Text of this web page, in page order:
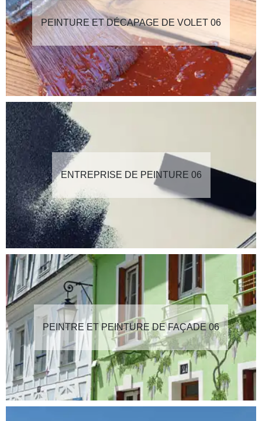
PEINTURE ET DÉCAPAGE DE VOLET 06
ENTREPRISE DE PEINTURE 06
PEINTRE ET PEINTURE DE FAÇADE 06